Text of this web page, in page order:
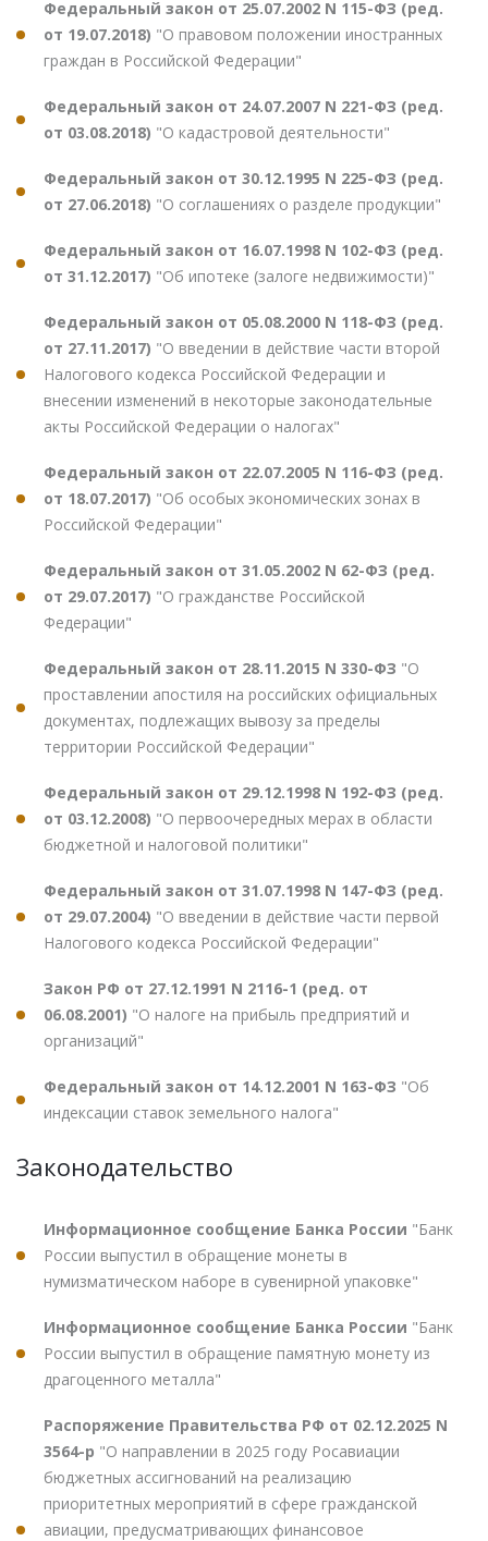
Федеральный закон от 25.07.2002 N 115-ФЗ (ред.
от 19.07.2018) "О правовом положении иностранных
граждан в Российской Федерации"
Федеральный закон от 24.07.2007 N 221-ФЗ (ред.
от 03.08.2018) "О кадастровой деятельности"
Федеральный закон от 30.12.1995 N 225-ФЗ (ред.
от 27.06.2018) "О соглашениях о разделе продукции"
Федеральный закон от 16.07.1998 N 102-ФЗ (ред.
от 31.12.2017) "Об ипотеке (залоге недвижимости)"
Федеральный закон от 05.08.2000 N 118-ФЗ (ред.
от 27.11.2017) "О введении в действие части второй
Налогового кодекса Российской Федерации и
внесении изменений в некоторые законодательные
акты Российской Федерации о налогах"
Федеральный закон от 22.07.2005 N 116-ФЗ (ред.
от 18.07.2017) "Об особых экономических зонах в
Российской Федерации"
Федеральный закон от 31.05.2002 N 62-ФЗ (ред.
от 29.07.2017) "О гражданстве Российской
Федерации"
Федеральный закон от 28.11.2015 N 330-ФЗ "О
проставлении апостиля на российских официальных
документах, подлежащих вывозу за пределы
территории Российской Федерации"
Федеральный закон от 29.12.1998 N 192-ФЗ (ред.
от 03.12.2008) "О первоочередных мерах в области
бюджетной и налоговой политики"
Федеральный закон от 31.07.1998 N 147-ФЗ (ред.
от 29.07.2004) "О введении в действие части первой
Налогового кодекса Российской Федерации"
Закон РФ от 27.12.1991 N 2116-1 (ред. от
06.08.2001) "О налоге на прибыль предприятий и
организаций"
Федеральный закон от 14.12.2001 N 163-ФЗ "Об
индексации ставок земельного налога"
Законодательство
Информационное сообщение Банка России "Банк
России выпустил в обращение монеты в
нумизматическом наборе в сувенирной упаковке"
Информационное сообщение Банка России "Банк
России выпустил в обращение памятную монету из
драгоценного металла"
Распоряжение Правительства РФ от 02.12.2025 N
3564-р "О направлении в 2025 году Росавиации
бюджетных ассигнований на реализацию
приоритетных мероприятий в сфере гражданской
авиации, предусматривающих финансовое